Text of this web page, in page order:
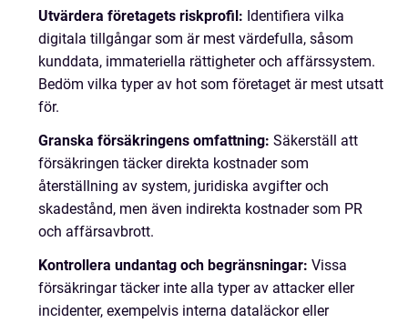
Utvärdera företagets riskprofil: Identifiera vilka
digitala tillgångar som är mest värdefulla, såsom
kunddata, immateriella rättigheter och affärssystem.
Bedöm vilka typer av hot som företaget är mest utsatt
för.
Granska försäkringens omfattning: Säkerställ att
försäkringen täcker direkta kostnader som
återställning av system, juridiska avgifter och
skadestånd, men även indirekta kostnader som PR
och affärsavbrott.
Kontrollera undantag och begränsningar: Vissa
försäkringar täcker inte alla typer av attacker eller
incidenter, exempelvis interna dataläckor eller